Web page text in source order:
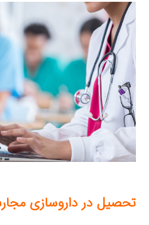
تحصیل در داروسازی